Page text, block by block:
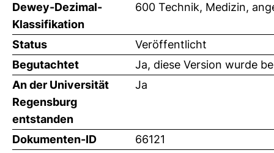
Dewey-Dezimal-
Klassifikation
600 Technik, Medizin,
Status
Veröffentlicht
Begutachtet
Ja, diese Version wurde
An der Universität
Regensburg
entstanden
Ja
Dokumenten-ID 66121